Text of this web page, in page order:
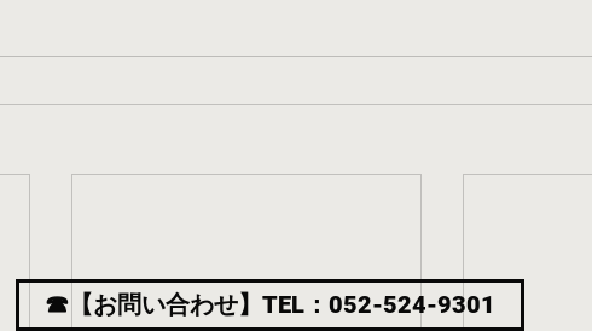
☎【お問い合わせ】TEL：052-524-9301